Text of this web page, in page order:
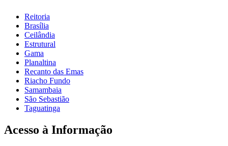
Reitoria
Brasília
Ceilândia
Estrutural
Gama
Planaltina
Recanto das Emas
Riacho Fundo
Samambaia
São Sebastião
Taguatinga
Acesso à Informação